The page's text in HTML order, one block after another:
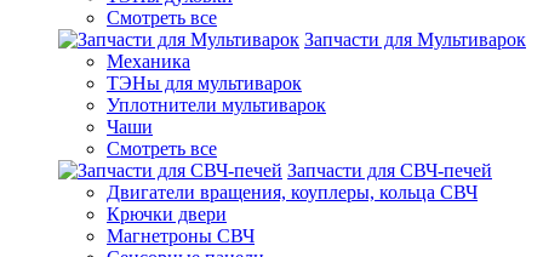
Смотреть все
Запчасти для Мультиварок
Механика
ТЭНы для мультиварок
Уплотнители мультиварок
Чаши
Смотреть все
Запчасти для СВЧ-печей
Двигатели вращения, коуплеры, кольца СВЧ
Крючки двери
Магнетроны СВЧ